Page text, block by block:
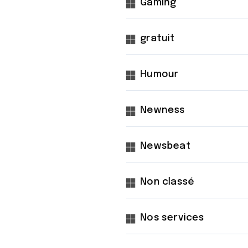
Gaming
gratuit
Humour
Newness
Newsbeat
Non classé
Nos services